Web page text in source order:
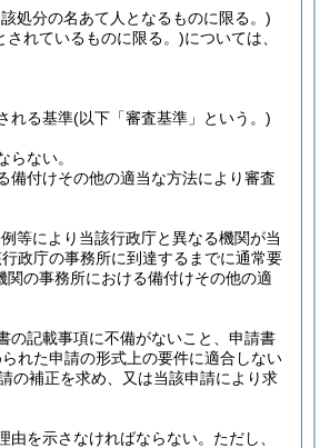
処分の名あて人となるものに限る。)
されているものに限る。)については、
れる基準(以下「審査基準」という。)
ない。
備付けその他の適当な方法により審査
等により当該行政庁と異なる機関が当
政庁の事務所に到達するまでに通常要
の事務所における備付けその他の適
の記載事項に不備がないこと、申請書
れた申請の形式上の要件に適合しない
の補正を求め、又は当該申請により求
を示さなければならない。 ただし、